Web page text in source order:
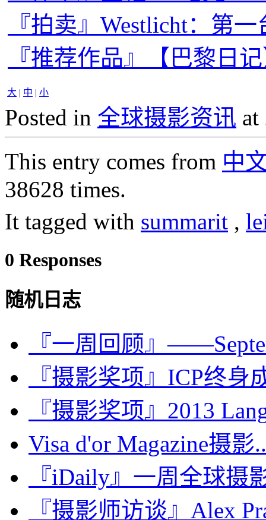
『拍卖』Westlicht：第
『推荐作品』【巴黎日
大 | 中 | 小
Posted in 全球摄影资讯 at
This entry comes from 中
38628 times.
It tagged with summarit ,
0 Responses
随机日志
『一周回顾』
『摄影奖项』ICP终身
『摄影奖项』2013
Visa d'or Magazine摄影
『iDaily』一周全球摄
『摄影师访谈』Alex